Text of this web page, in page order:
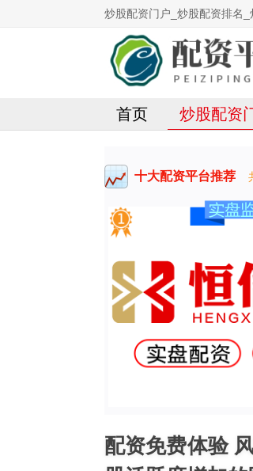
炒股配资门户_炒股配资排名
首页 炒股配资
十大配资平台推荐
配资免费体验